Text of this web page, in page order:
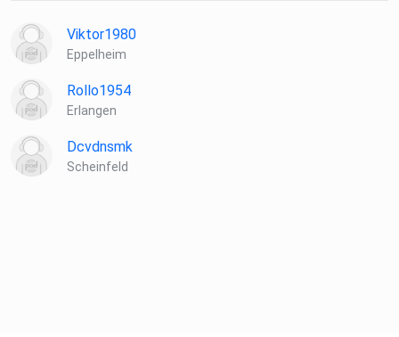
Viktor1980
Eppelheim
Rollo1954
Erlangen
Dcvdnsmk
Scheinfeld